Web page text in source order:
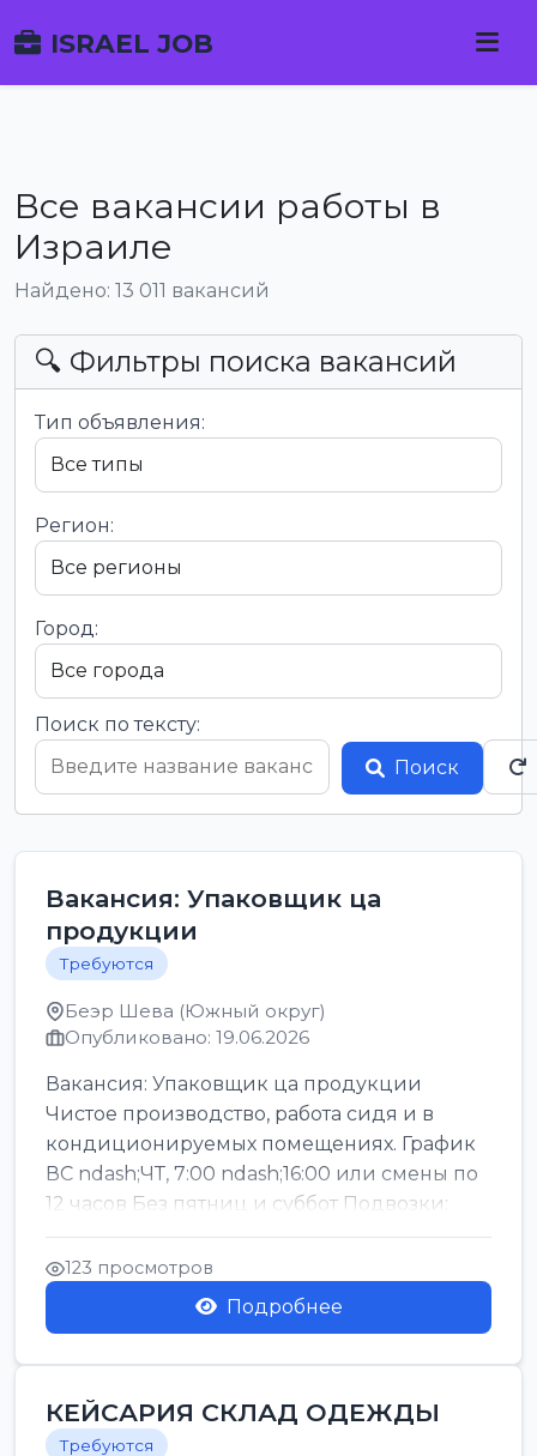
ISRAEL JOB
Все вакансии работы в
Израиле
Найдено: 13 011 вакансий
🔍 Фильтры поиска вакансий
Тип объявления:
Регион:
Город:
Поиск по тексту:
Поиск
Вакансия: Упаковщик ца
продукции
Требуются
Беэр Шева (Южный округ)
Опубликовано: 19.06.2026
Вакансия: Упаковщик ца продукции
Чистое производство, работа сидя и в
кондиционируемых помещениях. График
ВС ndash;ЧТ, 7:00 ndash;16:00 или смены по
12 часов Без пятниц и суббот Подвозки:
Офаким, Нети...
123 просмотров
Подробнее
КЕЙСАРИЯ СКЛАД ОДЕЖДЫ
Требуются